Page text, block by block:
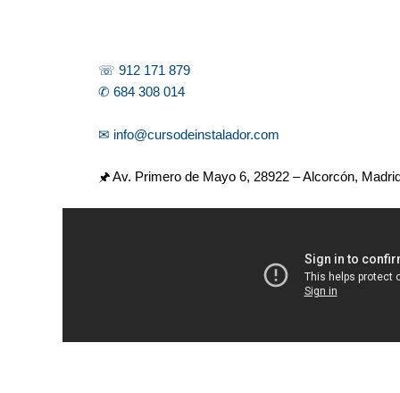
☏ 912 171 879
✆ 684 308 014
✉ info@cursodeinstalador.com
🖈 Av. Primero de Mayo 6, 28922 – Alcorcón,